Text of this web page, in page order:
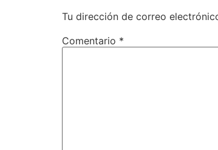
Tu dirección de correo
Comentario *